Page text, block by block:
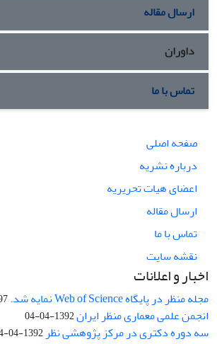
ارسال مقاله
داوران
تماس با ما
صفحه اصلی
درباره نشریه
اعضای هیات تحریریه
ارسال مقاله
تماس با ما
نقشه سایت
اخبار و اعلانات
مجله منظر در پایگاه Web of Science نمایه شد. 22
انجمن علمی معماری منظر ایران1392-04-04
سه دوره دکتری در مرکز پژوهشی نظر 1392-04-04